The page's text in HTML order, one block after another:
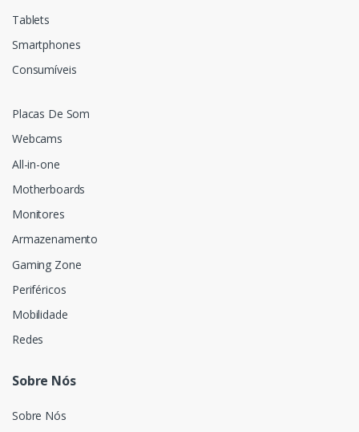
Tablets
Smartphones
Consumíveis
Placas De Som
Webcams
All-in-one
Motherboards
Monitores
Armazenamento
Gaming Zone
Periféricos
Mobilidade
Redes
Sobre Nós
Sobre Nós